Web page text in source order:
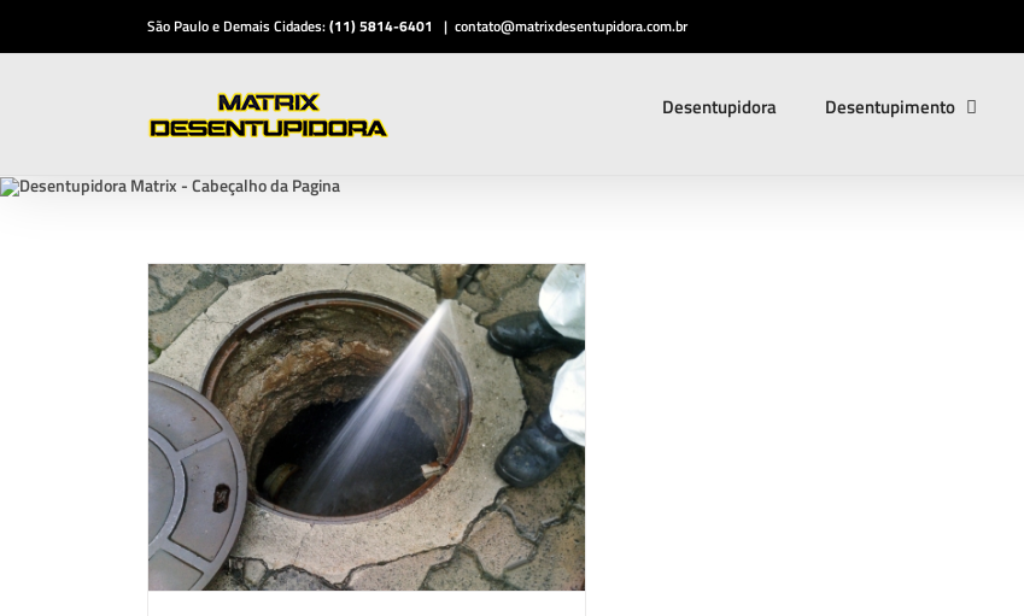
São Paulo e Demais Cidades:(11) 5814-6401 | contato@matrixdesentupidora.com.br
Desentupidora Desentupimento